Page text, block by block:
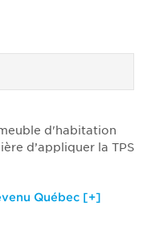
d'habitation
d’appliquer la TPS
Québec [+]